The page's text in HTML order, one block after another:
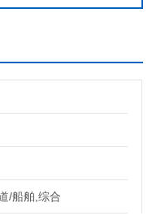
/船舶,综合